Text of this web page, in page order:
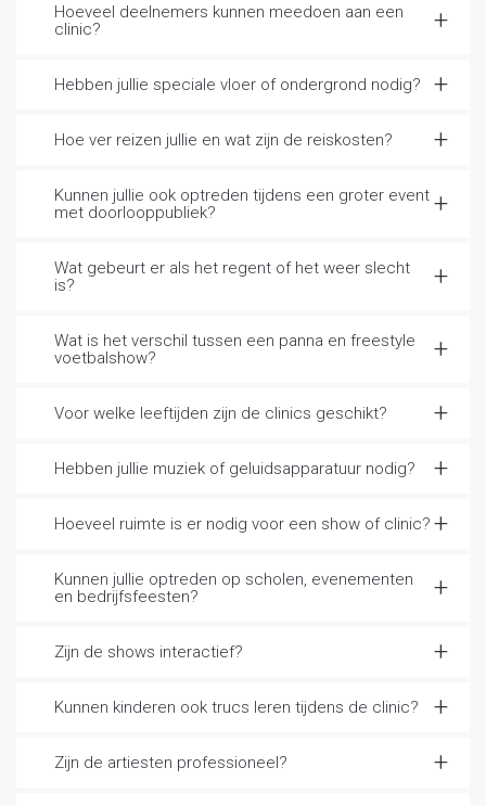
Hoeveel deelnemers kunnen meedoen aan een
clinic?
Hebben jullie speciale vloer of ondergrond nodig?
Hoe ver reizen jullie en wat zijn de reiskosten?
Kunnen jullie ook optreden tijdens een groter event
met doorlooppubliek?
Wat gebeurt er als het regent of het weer slecht
is?
Wat is het verschil tussen een panna en freestyle
voetbalshow?
Voor welke leeftijden zijn de clinics geschikt?
Hebben jullie muziek of geluidsapparatuur nodig?
Hoeveel ruimte is er nodig voor een show of clinic?
Kunnen jullie optreden op scholen, evenementen
en bedrijfsfeesten?
Zijn de shows interactief?
Kunnen kinderen ook trucs leren tijdens de clinic?
Zijn de artiesten professioneel?